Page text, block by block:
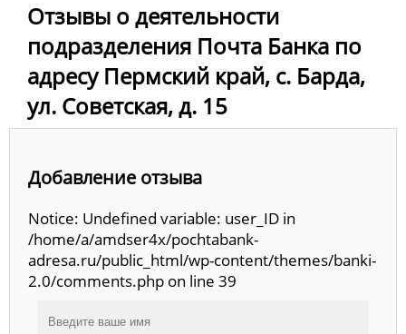
Отзывы о деятельности
подразделения Почта Банка по
адресу Пермский край, с. Барда,
ул. Советская, д. 15
Добавление отзыва
Notice: Undefined variable: user_ID in
/home/a/amdser4x/pochtabank-
adresa.ru/public_html/wp-content/themes/banki-
2.0/comments.php on line 39